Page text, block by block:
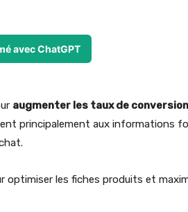
avec ChatGPT
augmenter les taux de conversion
principalement aux informations
optimiser les fiches produits et